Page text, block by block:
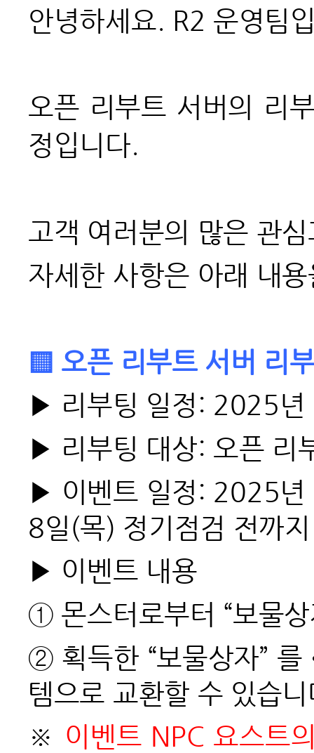
안녕하세요. R2 운영팀
오픈 리부트 서버의 리
정입니다.
고객 여러분의 많은 관
자세한 사항은 아래 내
▒ 오픈 리부트 서버 리
▶ 리부팅 일정: 2025
▶ 리부팅 대상: 오픈 리
▶ 이벤트 일정: 2025
8일(목) 정기점검 전까지
▶ 이벤트 내용
① 몬스터로부터 “보물
② 획득한 “보물상자” 를
템으로 교환할 수 있습
※ 이벤트 NPC 요스트